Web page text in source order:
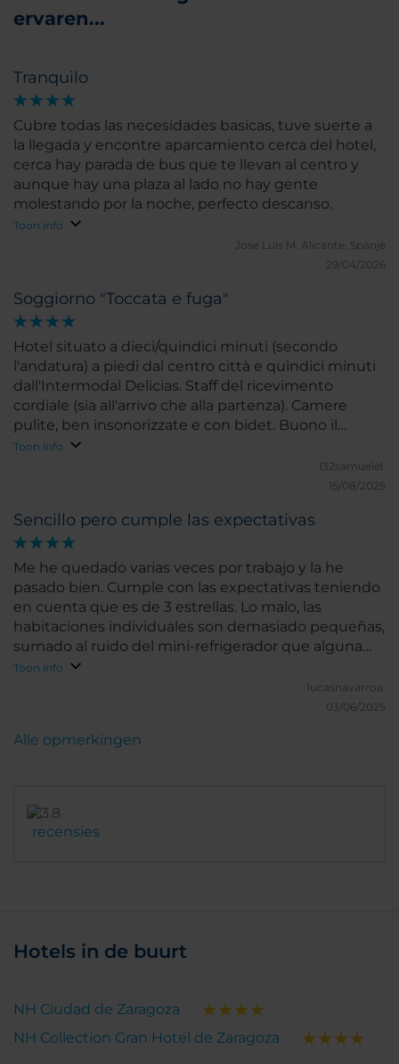
ervaren...
Tranquilo
Cubre todas las necesidades basicas, tuve suerte a
la llegada y encontre aparcamiento cerca del hotel,
cerca hay parada de bus que te llevan al centro y
aunque hay una plaza al lado no hay gente
molestando por la noche, perfecto descanso.
Toon info
Jose Luis M. Alicante, Spanje
29/04/2026
Soggiorno "Toccata e fuga"
Hotel situato a dieci/quindici minuti (secondo
l'andatura) a piedi dal centro città e quindici minuti
dall'Intermodal Delicias. Staff del ricevimento
cordiale (sia all'arrivo che alla partenza). Camere
pulite, ben insonorizzate e con bidet. Buono il
segnale del wi-fi. Non ho usufruito del servizio
Toon info
132samuelel.
15/08/2025
Sencillo pero cumple las expectativas
Me he quedado varias veces por trabajo y la he
pasado bien. Cumple con las expectativas teniendo
en cuenta que es de 3 estrellas. Lo malo, las
habitaciones individuales son demasiado pequeñas,
sumado al ruido del mini-refrigerador que alguna
vez me ha despertado de noche. Pero las
habitaciones dobles están muy bien. En los baños
habría que repasar la limpieza de los conductos de
política de no tener problemas con que traigas
Toon info
lucasnavarroa.
03/06/2025
recensies
Alle opmerkingen
Hotels in de buurt
NH Ciudad de Zaragoza
NH Collection Gran Hotel de Zaragoza